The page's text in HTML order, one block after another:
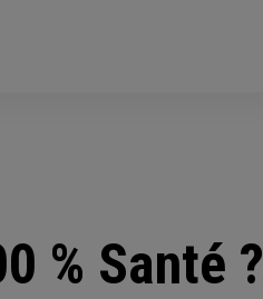
% Santé ?